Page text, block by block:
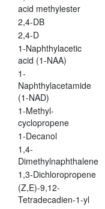
acid methylester
2,4-DB
2,4-D
1-Naphthylacetic
acid (1-NAA)
1-
Naphthylacetamide
(1-NAD)
1-Methyl-
cyclopropene
1-Decanol
1,4-
Dimethylnaphthalene
1,3-Dichloropropene
(Z,E)-9,12-
Tetradecadien-1-yl